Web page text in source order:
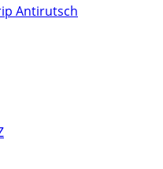
Antirutsch